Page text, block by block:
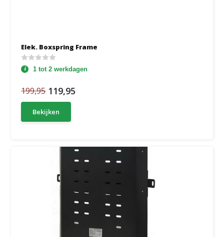
Elek. Boxspring Frame
1 tot 2 werkdagen
199,95 119,95
Bekijken